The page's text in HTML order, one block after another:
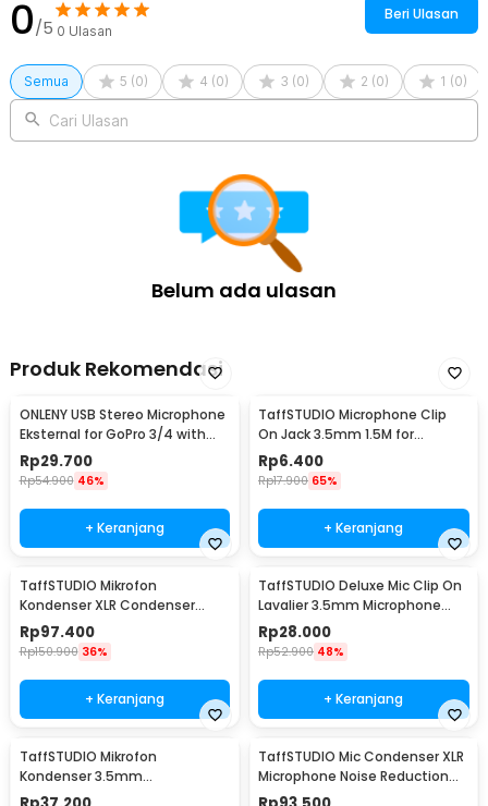
0/5 0 Ulasan
Beri Ulasan
Semua 5 (0) 4 (0) 3 (0) 2 (0) 1 (0)
Cari Ulasan
Belum ada ulasan
Produk Rekomendasi
ONLENY USB Stereo Microphone
Eksternal for GoPro 3/4 with
Clip - DZ0288
Rp29.700
Rp54.900 46%
+ Keranjang
TaffSTUDIO Microphone Clip
On Jack 3.5mm 1.5M for
Smartphone Laptop - SR-503
Rp6.400
Rp17.900 65%
+ Keranjang
TaffSTUDIO Mikrofon
Kondenser XLR Condenser
Microphone Studio Podcast -
BM-700
Rp97.400
Rp150.900 36%
+ Keranjang
TaffSTUDIO Deluxe Mic Clip On
Lavalier 3.5mm Microphone
Smartphone - EY-510A
Rp28.000
Rp52.900 48%
+ Keranjang
TaffSTUDIO Mikrofon
Kondenser 3.5mm
Omnidirectional Podcast with
TaffSTUDIO Mic Condenser XLR
Microphone Noise Reduction
with Holder - BM-800